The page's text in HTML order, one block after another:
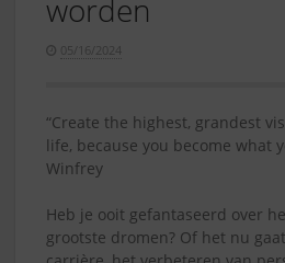
worden
05/16/2024
“Create the highest, grandest
life, because you become what
Winfrey
Heb je ooit gefantaseerd over
grootste dromen? Of het nu